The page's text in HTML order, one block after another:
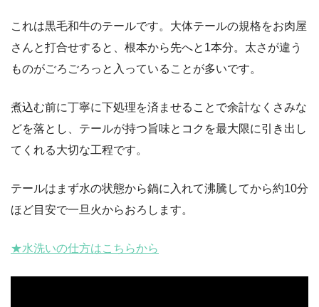
これは黒毛和牛のテールです。大体テールの規格をお肉屋
さんと打合せすると、根本から先へと1本分。太さが違う
ものがごろごろっと入っていることが多いです。
煮込む前に丁寧に下処理を済ませることで余計なくさみな
どを落とし、テールが持つ旨味とコクを最大限に引き出し
てくれる大切な工程です。
テールはまず水の状態から鍋に入れて沸騰してから約10分
ほど目安で一旦火からおろします。
★水洗いの仕方はこちらから